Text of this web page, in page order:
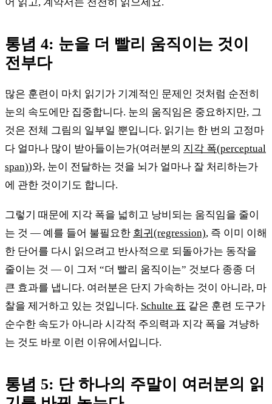
통념 4: 눈을 더 빨리 움직이는 것이
전부다
많은 훈련이 마치 읽기가 기계적인 문제인 것처럼 순전히
눈의 속도에만 집중합니다. 눈의 움직임은 중요하지만, 그
것은 전체 그림의 일부일 뿐입니다. 읽기는 한 번의 고정마
다 얼마나 많이 받아들이는가(여러분의 지각 폭(perceptual
span))와, 눈이 전달하는 것을 뇌가 얼마나 잘 처리하는가
에 관한 것이기도 합니다.
그렇기 때문에 지각 폭을 넓히고 낭비되는 움직임을 줄이
는 것 — 예를 들어 불필요한 회귀(regression), 즉 이미 이해
한 단어를 다시 읽으려고 반사적으로 되돌아가는 동작을
줄이는 것 — 이 그저 “더 빨리 움직이는” 것보다 종종 더
큰 효과를 냅니다. 여러분은 단지 가속하는 것이 아니라, 마
찰을 제거하고 있는 것입니다. Schulte 표 같은 훈련 도구가
순수한 속도가 아니라 시각적 주의력과 지각 폭을 겨냥하
는 것도 바로 이런 이유에서입니다.
통념 5: 단 하나의 주말이 여러분의 읽